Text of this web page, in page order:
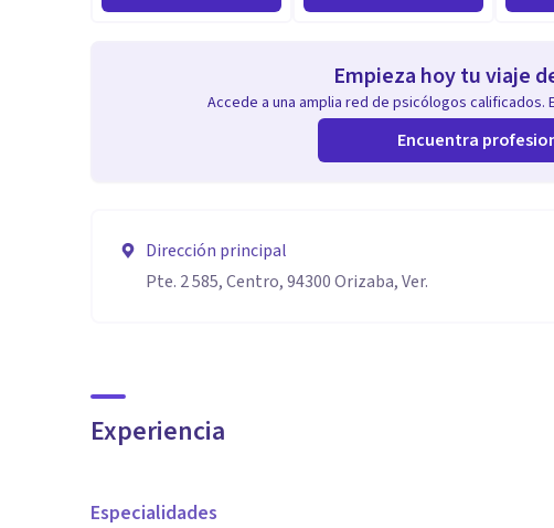
Empieza hoy tu viaje
Accede a una amplia red de psicólogos calificados.
Encuentra
Dirección principal
Pte. 2 585, Centro, 94300 Orizaba, Ver.
Experiencia
Especialidades